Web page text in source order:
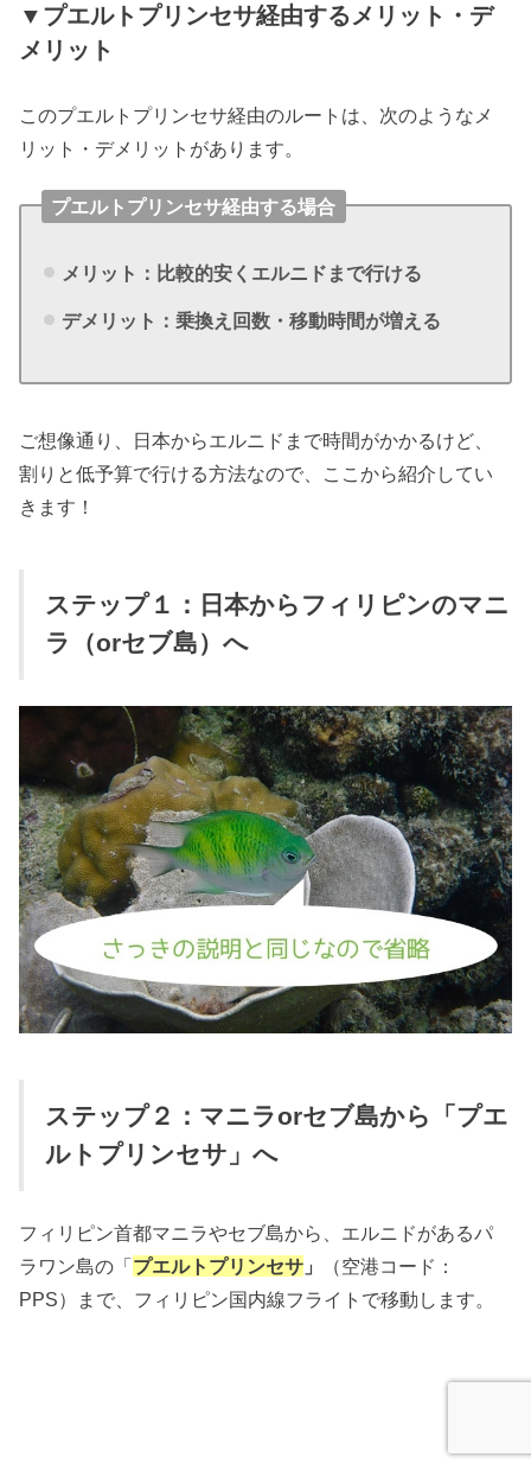
▼プエルトプリンセサ経由するメリット・デ
メリット
このプエルトプリンセサ経由のルートは、次のようなメ
リット・デメリットがあります。
プエルトプリンセサ経由する場合
メリット：比較的安くエルニドまで行ける
デメリット：乗換え回数・移動時間が増える
ご想像通り、日本からエルニドまで時間がかかるけど、
割りと低予算で行ける方法なので、ここから紹介してい
きます！
ステップ１：日本からフィリピンのマニ
ラ（orセブ島）へ
ステップ２：マニラorセブ島から「プエ
ルトプリンセサ」へ
フィリピン首都マニラやセブ島から、エルニドがあるパ
ラワン島の「プエルトプリンセサ 」
（空港コード：
PPS）まで、フィリピン国内線フライトで移動します。